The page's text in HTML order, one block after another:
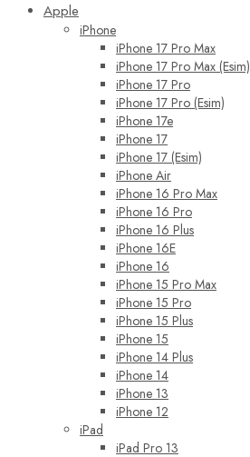
Apple
iPhone
iPhone 17 Pro Max
iPhone 17 Pro Max (Esim)
iPhone 17 Pro
iPhone 17 Pro (Esim)
iPhone 17e
iPhone 17
iPhone 17 (Esim)
iPhone Air
iPhone 16 Pro Max
iPhone 16 Pro
iPhone 16 Plus
iPhone 16E
iPhone 16
iPhone 15 Pro Max
iPhone 15 Pro
iPhone 15 Plus
iPhone 15
iPhone 14 Plus
iPhone 14
iPhone 13
iPhone 12
iPad
iPad Pro 13